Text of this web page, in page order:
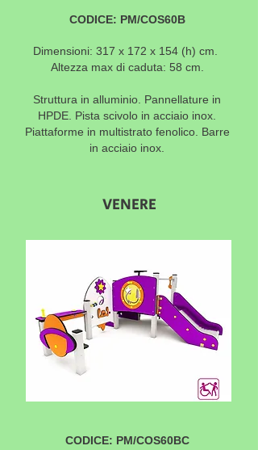
CODICE: PM/COS60B
Dimensioni: 317 x 172 x 154 (h) cm.
Altezza max di caduta: 58 cm.
Struttura in alluminio. Pannellature in
HPDE. Pista scivolo in acciaio inox.
Piattaforme in multistrato fenolico. Barre
in acciaio inox.
VENERE
CODICE: PM/COS60BC